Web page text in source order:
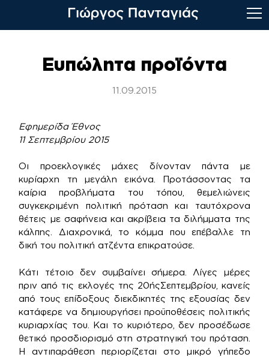
Ευπώλητα προϊόντα
11.09.2015
Εφημερίδα Έθνος
11 Σεπτεμβρίου 2015
Οι προεκλογικές μάχες δίνονταν πάντα με
κυρίαρχη τη μεγάλη εικόνα. Προτάσσοντας τα
καίρια προβλήματα του τόπου, θεμελιώνεις
συγκεκριμένη πολιτική πρόταση και ταυτόχρονα
θέτεις με σαφήνεια και ακρίβεια τα διλήμματα της
κάλπης. Διαχρονικά, το κόμμα που επέβαλλε τη
δική του πολιτική ατζέντα επικρατούσε.
Κάτι τέτοιο δεν συμβαίνει σήμερα. Λίγες μέρες
πριν από τις εκλογές της 20ήςΣεπτεμβρίου, κανείς
από τους επίδοξους διεκδικητές της εξουσίας δεν
κατάφερε να δημιουργήσει προϋποθέσεις πολιτικής
κυριαρχίας του. Και το κυριότερο, δεν προσέδωσε
θετικό προσδιορισμό στη στρατηγική του πρόταση.
Η αντιπαράθεση περιορίζεται στο μικρό γήπεδο